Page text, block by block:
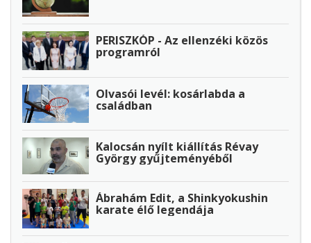
PERISZKÓP - Az ellenzéki közös
programról
Olvasói levél: kosárlabda a
családban
Kalocsán nyílt kiállítás Révay
György gyűjteményéből
Ábrahám Edit, a Shinkyokushin
karate élő legendája